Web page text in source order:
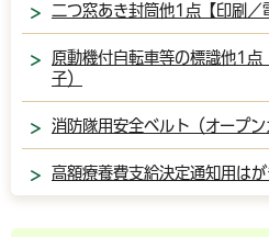
二つ窓あき封筒他1点【印刷／
原動機付自転車等の標識他1点
子）
消防隊用安全ベルト（オープン
高額療養費支給決定通知用は